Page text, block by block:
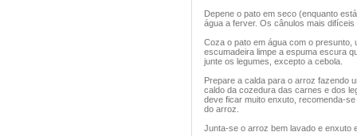
Depene o pato em seco (enquanto
água a ferver. Os cânulos mais
Coza o pato em água com o
escumadeira limpe a espuma escura
junte os legumes, excepto a cebola.
Prepare a calda para o arroz fazendo
caldo da cozedura das carnes e dos
deve ficar muito enxuto, recomenda-
do arroz.
Junta-se o arroz bem lavado e enxuto